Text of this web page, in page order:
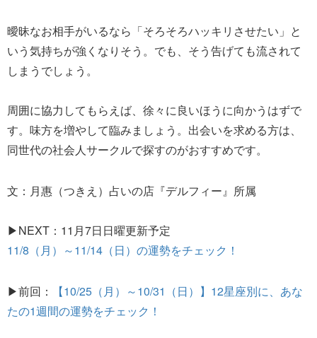
曖昧なお相手がいるなら「そろそろハッキリさせたい」と
いう気持ちが強くなりそう。でも、そう告げても流されて
しまうでしょう。
周囲に協力してもらえば、徐々に良いほうに向かうはずで
す。味方を増やして臨みましょう。出会いを求める方は、
同世代の社会人サークルで探すのがおすすめです。
文：月惠（つきえ）占いの店『デルフィー』所属
▶NEXT：11月7日日曜更新予定
11/8（月）～11/14（日）の運勢をチェック！
▶前回：
【10/25（月）～10/31（日）】12星座別に、あな
たの1週間の運勢をチェック！